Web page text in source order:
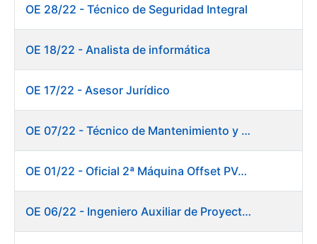
OE 28/22 - Técnico de Seguridad Integral
OE 18/22 - Analista de informática
OE 17/22 - Asesor Jurídico
OE 07/22 - Técnico de Mantenimiento y Aplicaciones Industriales
OE 01/22 - Oficial 2ª Máquina Offset PVC+2 colores
OE 06/22 - Ingeniero Auxiliar de Proyectos